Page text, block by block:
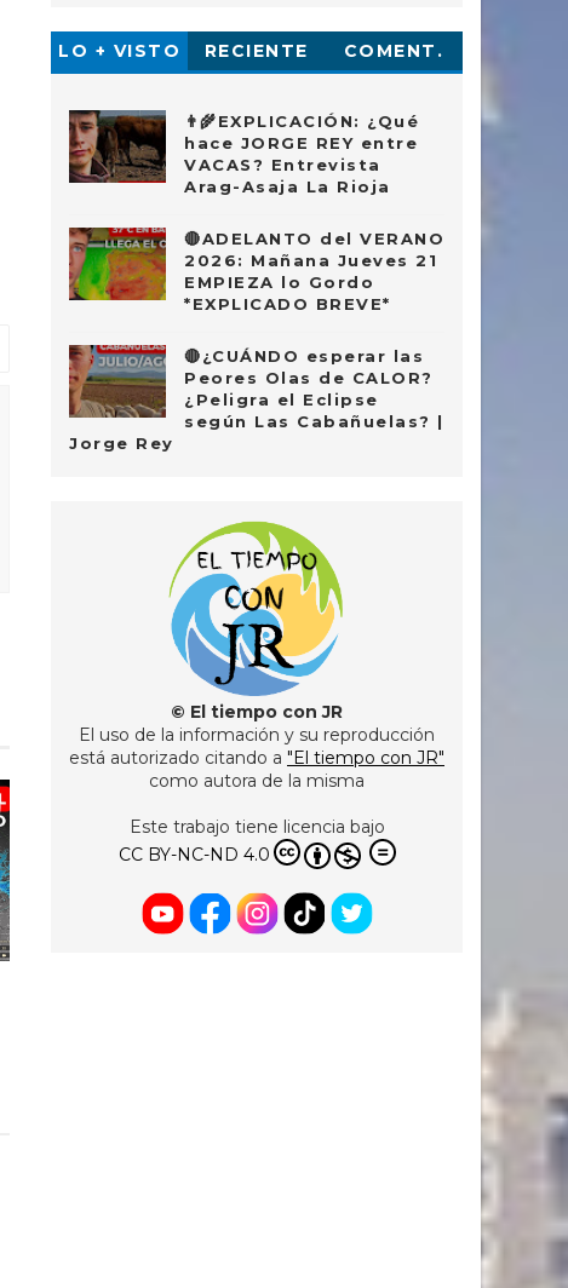
LO + VISTO RECIENTE COMENT.
👨‍🌾EXPLICACIÓN: ¿Qué
hace JORGE REY entre
VACAS? Entrevista
Arag-Asaja La Rioja
🔴ADELANTO del VERANO
2026: Mañana Jueves 21
EMPIEZA lo Gordo
*EXPLICADO BREVE*
🔴¿CUÁNDO esperar las
Peores Olas de CALOR?
¿Peligra el Eclipse
según Las Cabañuelas? |
Jorge Rey
© El tiempo con JR
El uso de la información y su reproducción
está autorizado citando a "El tiempo con JR"
como autora de la misma
Este trabajo tiene licencia bajo
CC BY-NC-ND 4.0